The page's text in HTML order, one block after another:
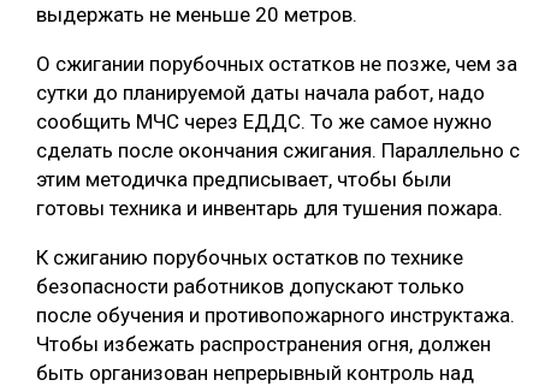
выдержать не меньше 20 метров.
О сжигании порубочных остатков не позже, чем за
сутки до планируемой даты начала работ, надо
сообщить МЧС через ЕДДС. То же самое нужно
сделать после окончания сжигания. Параллельно с
этим методичка предписывает, чтобы были
готовы техника и инвентарь для тушения пожара.
К сжиганию порубочных остатков по технике
безопасности работников допускают только
после обучения и противопожарного инструктажа.
Чтобы избежать распространения огня, должен
быть организован непрерывный контроль над